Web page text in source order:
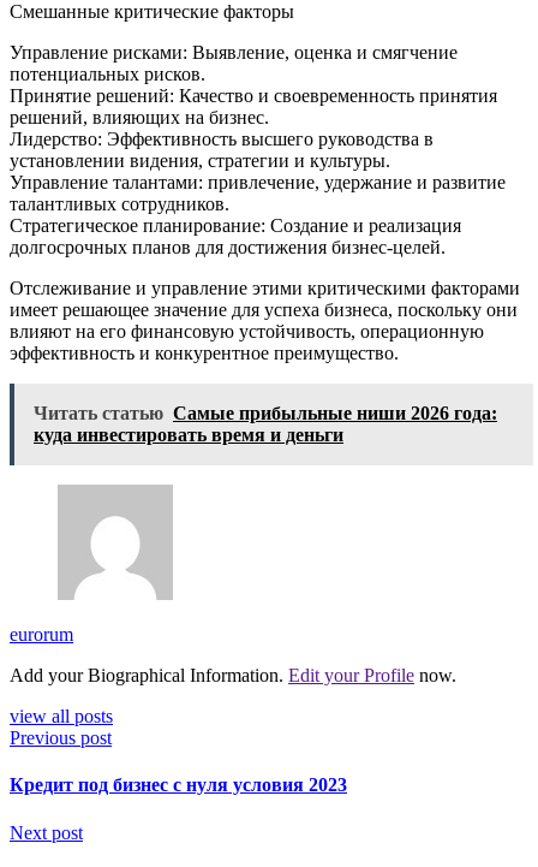
Смешанные критические факторы
Управление рисками: Выявление, оценка и смягчение
потенциальных рисков.
Принятие решений: Качество и своевременность принятия
решений, влияющих на бизнес.
Лидерство: Эффективность высшего руководства в
установлении видения, стратегии и культуры.
Управление талантами: привлечение, удержание и развитие
талантливых сотрудников.
Стратегическое планирование: Создание и реализация
долгосрочных планов для достижения бизнес-целей.
Отслеживание и управление этими критическими факторами
имеет решающее значение для успеха бизнеса, поскольку они
влияют на его финансовую устойчивость, операционную
эффективность и конкурентное преимущество.
Читать статью Самые прибыльные ниши 2026 года:
куда инвестировать время и деньги
eurorum
Add your Biographical Information. Edit your Profile now.
view all posts
Previous post
Кредит под бизнес с нуля условия 2023
Next post